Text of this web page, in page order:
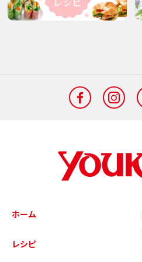
ホーム
レシピ